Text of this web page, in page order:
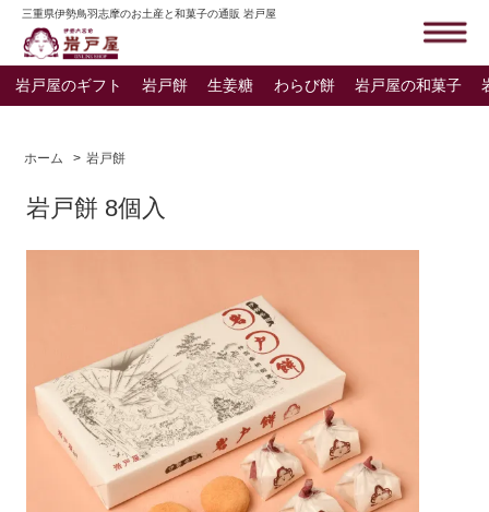
三重県伊勢鳥羽志摩のお土産と和菓子の通販 岩戸屋
岩戸屋のギフト 岩戸餅 生姜糖 わらび餅 岩戸屋の和菓子
ホーム > 岩戸餅
岩戸餅 8個入